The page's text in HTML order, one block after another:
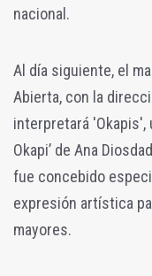
nacional.
Al día siguiente, el
Abierta, con la
interpretará 'Okapis',
Okapi’ de Ana
fue concebido
expresión artística
mayores.